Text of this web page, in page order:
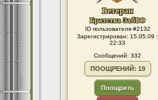
ID пользователя #2132
Зарегистрирован: 15.05.09 :
22:33
Сообщений: 332
ПООЩРЕНИЙ: 19
Поощрить